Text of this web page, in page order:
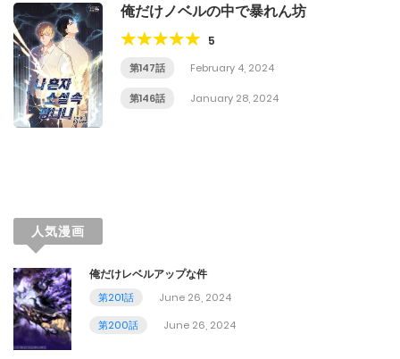
俺だけノベルの中で暴れん坊
5
第147話 February 4, 2024
第146話 January 28, 2024
人気漫画
俺だけレベルアップな件
第201話
June 26, 2024
第200話
June 26, 2024